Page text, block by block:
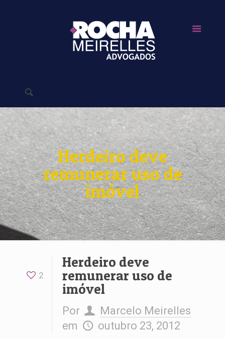
Herdeiro deve
remunerar uso de
imóvel
2
Herdeiro deve
remunerar uso de
imóvel
Por
Marcelo Meirelles
em
outubro 23, 2012